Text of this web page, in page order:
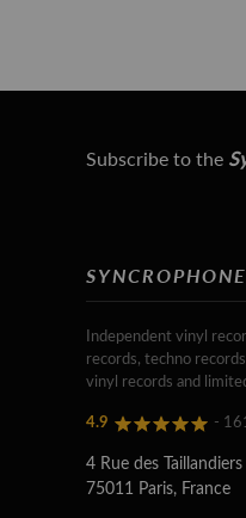
Subscribe to the
SYNCROPHONE
Independent vinyl
records, techno
vinyl records and
4.9 -
4 Rue des Taillandiers
75011 Paris, France